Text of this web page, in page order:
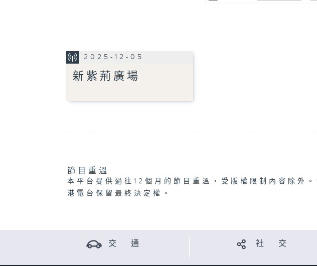
2025-12-05
新紫荊廣場
節目重溫
本平台提供過往12個月的節目重溫，受版權限制內容除外。
港電台保留最終決定權。
交 通 社 交